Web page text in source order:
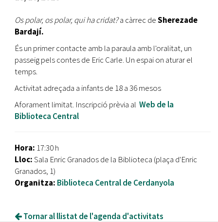
Os polar, os polar, qui ha cridat?a càrrec deSherezade
Bardají.
És un primer contacte amb la paraula amb l'oralitat, un
passeig pels contes de Eric Carle. Un espai on aturar el
temps.
Activitat adreçada a infants de 18 a 36 mesos
Aforament limitat. Inscripció prèvia al Web de la
Biblioteca Central
Hora: 17:30 h
Lloc:Sala Enric Granados de la Biblioteca (plaça d'Enric
Granados, 1)
Organitza: Biblioteca Central de Cerdanyola
Tornar al llistat de l'agenda d'activitats